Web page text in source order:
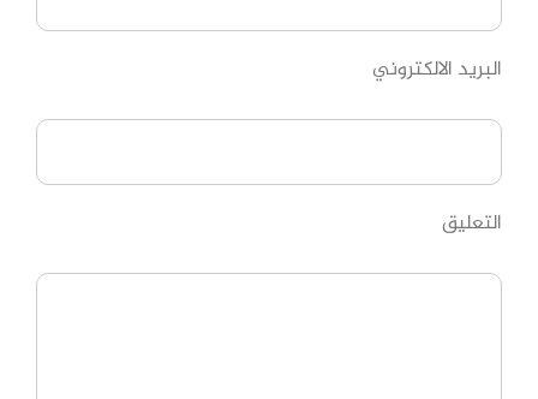
البريد الالكتروني
التعليق